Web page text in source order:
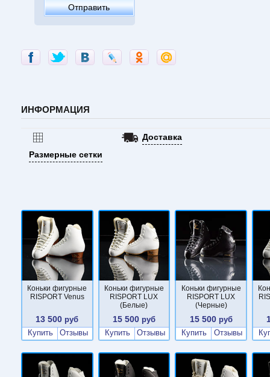
ИНФОРМАЦИЯ
Размерные сетки
Доставка
Коньки фигурные
RISPORT Venus
13 500 руб
Купить
Отзывы
Коньки фигурные
RISPORT LUX
(Белые)
15 500 руб
Купить
Отзывы
Коньки фигурные
RISPORT LUX
(Черные)
15 500руб
Купить
Отзывы